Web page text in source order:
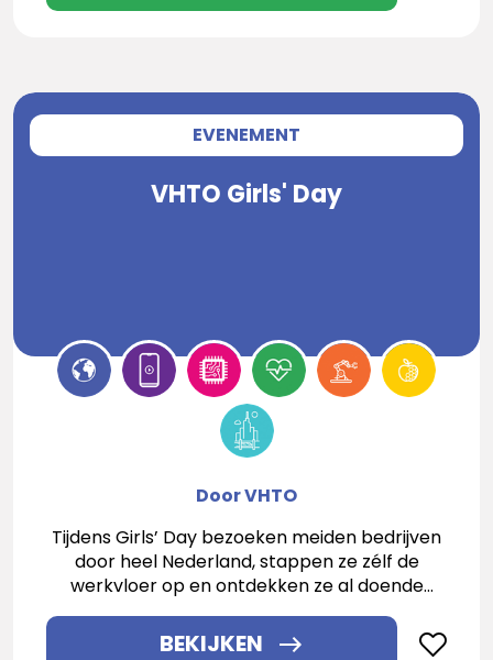
EVENEMENT
VHTO Girls' Day
Door VHTO
Tijdens Girls’ Day bezoeken meiden bedrijven
door heel Nederland, stappen ze zélf de
werkvloer op en ontdekken ze al doende
welke toffe carrièrekansen in techniek en IT
biedt!
BEKIJKEN